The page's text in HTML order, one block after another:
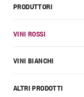
PRODUTTORI
VINI ROSSI
VINI BIANCHI
ALTRI PRODOTTI